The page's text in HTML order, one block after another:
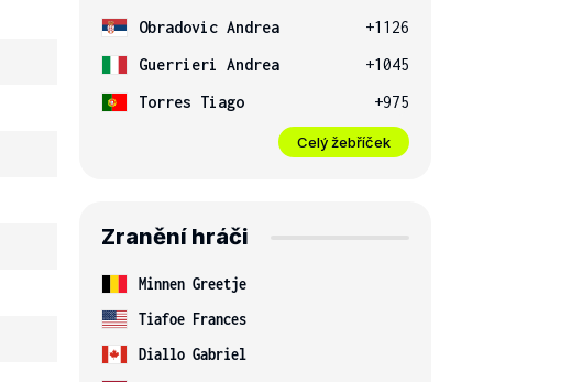
Obradovic Andrea
+1126
Guerrieri Andrea
+1045
Torres Tiago
+975
Celý žebříček
Zranění hráči
Minnen Greetje
Tiafoe Frances
Diallo Gabriel